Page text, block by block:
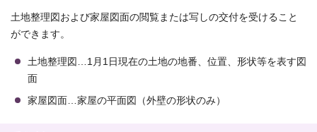
土地整理図および家屋図面の閲覧または写しの交付を受けること
ができます。
土地整理図…1月1日現在の土地の地番、位置、形状等を表す図
面
家屋図面…家屋の平面図（外壁の形状のみ）